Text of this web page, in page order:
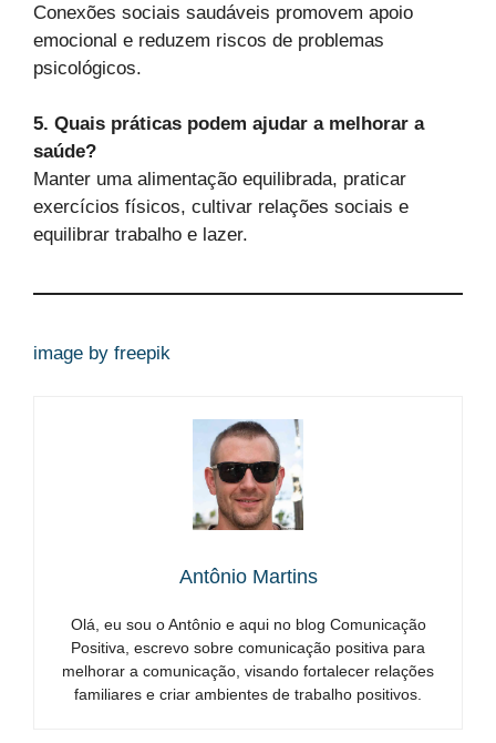
Conexões sociais saudáveis promovem apoio
emocional e reduzem riscos de problemas
psicológicos.
5. Quais práticas podem ajudar a melhorar a
saúde?
Manter uma alimentação equilibrada, praticar
exercícios físicos, cultivar relações sociais e
equilibrar trabalho e lazer.
image by freepik
Antônio Martins
Olá, eu sou o Antônio e aqui no blog Comunicação
Positiva, escrevo sobre comunicação positiva para
melhorar a comunicação, visando fortalecer relações
familiares e criar ambientes de trabalho positivos.